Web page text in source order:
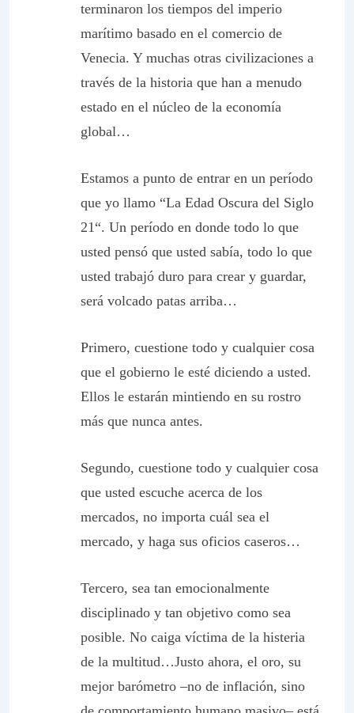
terminaron los tiempos del imperio
marítimo basado en el comercio de
Venecia. Y muchas otras civilizaciones a
través de la historia que han a menudo
estado en el núcleo de la economía
global…
Estamos a punto de entrar en un período
que yo llamo “La Edad Oscura del Siglo
21“. Un período en donde todo lo que
usted pensó que usted sabía, todo lo que
usted trabajó duro para crear y guardar,
será volcado patas arriba…
Primero, cuestione todo y cualquier cosa
que el gobierno le esté diciendo a usted.
Ellos le estarán mintiendo en su rostro
más que nunca antes.
Segundo, cuestione todo y cualquier cosa
que usted escuche acerca de los
mercados, no importa cuál sea el
mercado, y haga sus oficios caseros…
Tercero, sea tan emocionalmente
disciplinado y tan objetivo como sea
posible. No caiga víctima de la histeria
de la multitud…Justo ahora, el oro, su
mejor barómetro –no de inflación, sino